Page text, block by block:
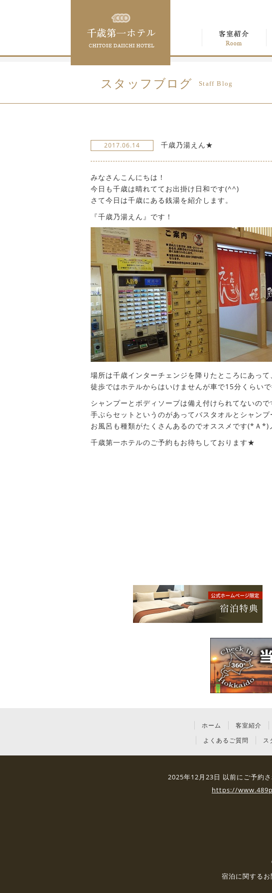
スタッフブログ Staff Blog
2017.06.14 千歳乃湯えん★
みなさんこんにちは！
今日も千歳は晴れててお出掛け日和です(^^)
さて今日は千歳にある銭湯を紹介します。
『千歳乃湯えん』です！
場所は千歳インターチェンジを降りたところにあって
徒歩ではホテルからはいけませんが車で15分くらい
シャンプーとボディソープは備え付けられてないので
手ぶらセットというのがあってバスタオルとシャン
お風呂も種類がたくさんあるのでオススメです(*Ａ*)
千歳第一ホテルのご予約もお待ちしております★
ホーム 客室紹介
よくあるご質問
ス
2025年12月23日 以前にご予約さ
https://
宿泊に関する